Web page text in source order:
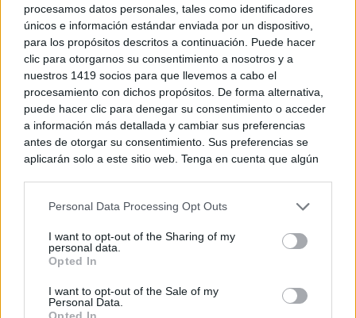
procesamos datos personales, tales como identificadores
únicos e información estándar enviada por un dispositivo,
para los propósitos descritos a continuación. Puede hacer
clic para otorgarnos su consentimiento a nosotros y a
nuestros 1419 socios para que llevemos a cabo el
procesamiento con dichos propósitos. De forma alternativa,
puede hacer clic para denegar su consentimiento o acceder
a información más detallada y cambiar sus preferencias
antes de otorgar su consentimiento. Sus preferencias se
aplicarán solo a este sitio web. Tenga en cuenta que algún
rechazar tal procesamiento. Puede cambiar sus preferencias
a este sitio y haciendo clic en el botón "Privacidad" en la
parte inferior de la página web.
Please note that this website/app uses one or more Google
services and may gather and store information including but
Personal Data Processing Opt Outs
I want to opt-out of the Sharing of my
personal data.
Opted In
I want to opt-out of the Sale of my
Personal Data.
Opted In
Esto explica por qué los días ya no duran igual